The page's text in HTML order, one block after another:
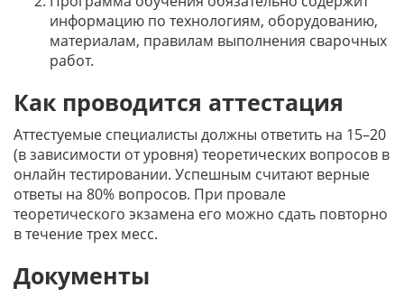
информацию по технологиям, оборудованию,
материалам, правилам выполнения сварочных
работ.
Как проводится аттестация
Аттестуемые специалисты должны ответить на 15–20
(в зависимости от уровня) теоретических вопросов в
онлайн тестировании. Успешным считают верные
ответы на 80% вопросов. При провале
теоретического экзамена его можно сдать повторно
в течение трех месс.
Документы